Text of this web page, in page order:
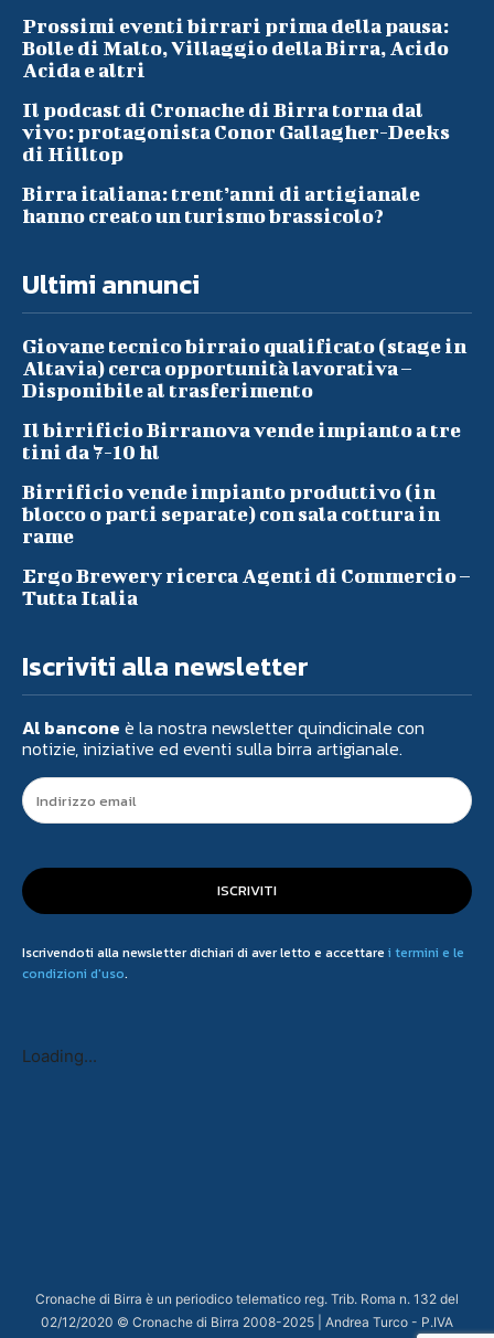
Prossimi eventi birrari prima della pausa:
Bolle di Malto, Villaggio della Birra, Acido
Acida e altri
Il podcast di Cronache di Birra torna dal
vivo: protagonista Conor Gallagher-Deeks
di Hilltop
Birra italiana: trent’anni di artigianale
hanno creato un turismo brassicolo?
Ultimi annunci
Giovane tecnico birraio qualificato (stage in
Altavia) cerca opportunità lavorativa –
Disponibile al trasferimento
Il birrificio Birranova vende impianto a tre
tini da 7-10 hl
Birrificio vende impianto produttivo (in
blocco o parti separate) con sala cottura in
rame
Ergo Brewery ricerca Agenti di Commercio –
Tutta Italia
Iscriviti alla newsletter
Al bancone è la nostra newsletter quindicinale con
notizie, iniziative ed eventi sulla birra artigianale.
ISCRIVITI
Iscrivendoti alla newsletter dichiari di aver letto e accettare i termini e le
condizioni d'uso.
Loading...
Cronache di Birra è un periodico telematico reg. Trib. Roma n. 132 del
02/12/2020 © Cronache di Birra 2008-2025 | Andrea Turco - P.IVA